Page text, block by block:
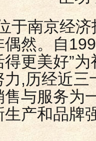
于南京经
偶然。自
更美好”
力,历经近
售与服务为
生产和品牌